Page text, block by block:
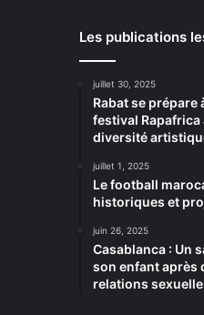
Les publications
juillet 30, 2025
Rabat se
festival
diversité
juillet 1, 2025
Le football
historiques et
juin 26, 2025
Casablanca : Un
son enfant après
relations